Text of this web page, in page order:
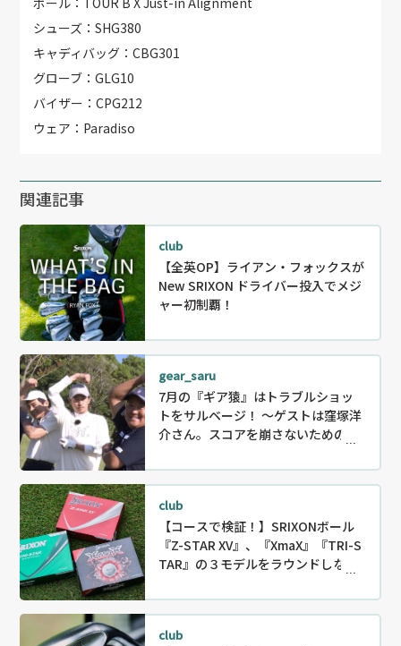
シューズ：SHG380
キャディバッグ：CBG301
グローブ：GLG10
バイザー：CPG212
ウェア：Paradiso
関連記事
club
【全英OP】ライアン・フォックスが
New SRIXON ドライバー投入でメジ
ャー初制覇！
gear_saru
7月の『ギア猿』はトラブルショッ
トをサルベージ！ ～ゲストは窪塚洋
介さん。スコアを崩さないためのリ
club
【コースで検証！】SRIXONボール
『Z-STAR XV』、『XmaX』『TRI-S
TAR』の３モデルをラウンドしなが
club